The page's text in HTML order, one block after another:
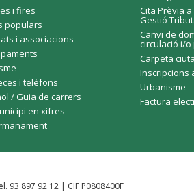
i fires
populars
i associacions
i telèfons
/ Guia de carrers
en xifres
Cita Prèvia
Gestió
Canvi de
circulació i/o
Carpeta
Inscripcions
Urbanisme
Factura
93 897 92 12 | CIF P0808400F